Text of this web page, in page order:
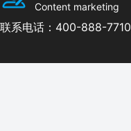
Content marketing
联系电话：400-888-7710